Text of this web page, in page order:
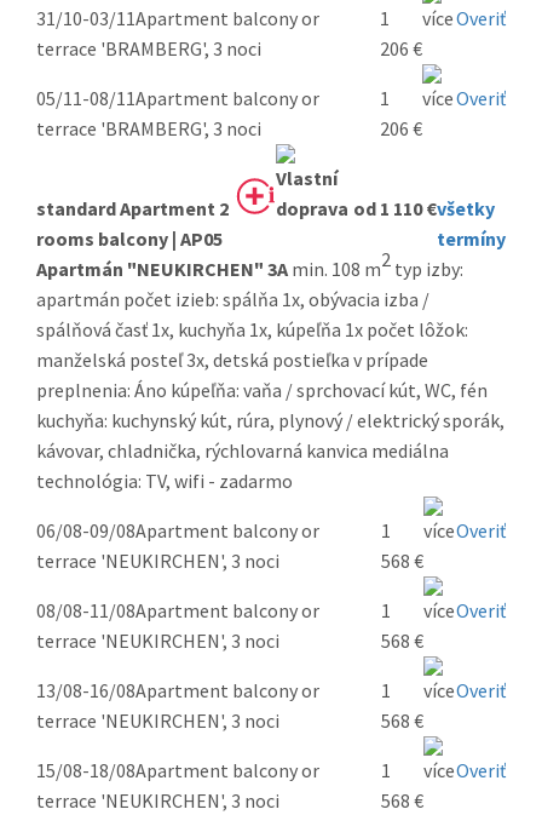
31/10-03/11Apartment balcony or
terrace 'BRAMBERG', 3 noci
1
206 €
Overiť
05/11-08/11Apartment balcony or
terrace 'BRAMBERG', 3 noci
1
206 €
Overiť
standard Apartment 2
rooms balcony | AP05
od 1 110 €všetky
termíny
Apartmán "NEUKIRCHEN" 3A min. 108 m2 typ izby:
apartmán počet izieb: spálňa 1x, obývacia izba /
spálňová časť 1x, kuchyňa 1x, kúpeľňa 1x počet lôžok:
manželská posteľ 3x, detská postieľka v prípade
preplnenia: Áno kúpeľňa: vaňa / sprchovací kút, WC, fén
kuchyňa: kuchynský kút, rúra, plynový / elektrický sporák,
kávovar, chladnička, rýchlovarná kanvica mediálna
technológia: TV, wifi - zadarmo
06/08-09/08Apartment balcony or
terrace 'NEUKIRCHEN', 3 noci
1
568 €
Overiť
08/08-11/08Apartment balcony or
terrace 'NEUKIRCHEN', 3 noci
1
568 €
Overiť
13/08-16/08Apartment balcony or
terrace 'NEUKIRCHEN', 3 noci
1
568 €
Overiť
15/08-18/08Apartment balcony or
terrace 'NEUKIRCHEN', 3 noci
1
568 €
Overiť